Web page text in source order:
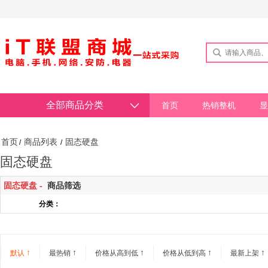
全部商品分类 首页 热销整机
首页 / 商品列表 / 固态硬盘
固态硬盘
固态硬盘 - 商品筛选
分类：
默认 ↑ 最热销 ↑ 价格从高到低 ↑ 价格从低到高 ↑ 最新上架 ↑